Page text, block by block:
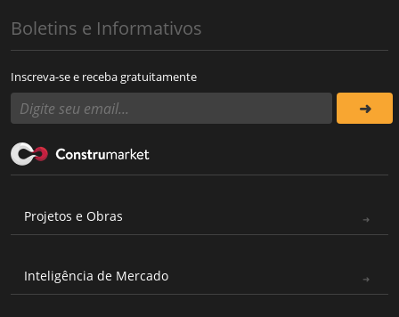
Boletins e Informativos
Inscreva-se e receba gratuitamente
Projetos e Obras
Inteligência de Mercado